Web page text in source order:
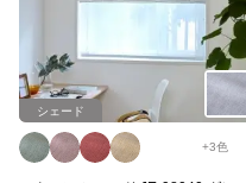
シェード
+3色